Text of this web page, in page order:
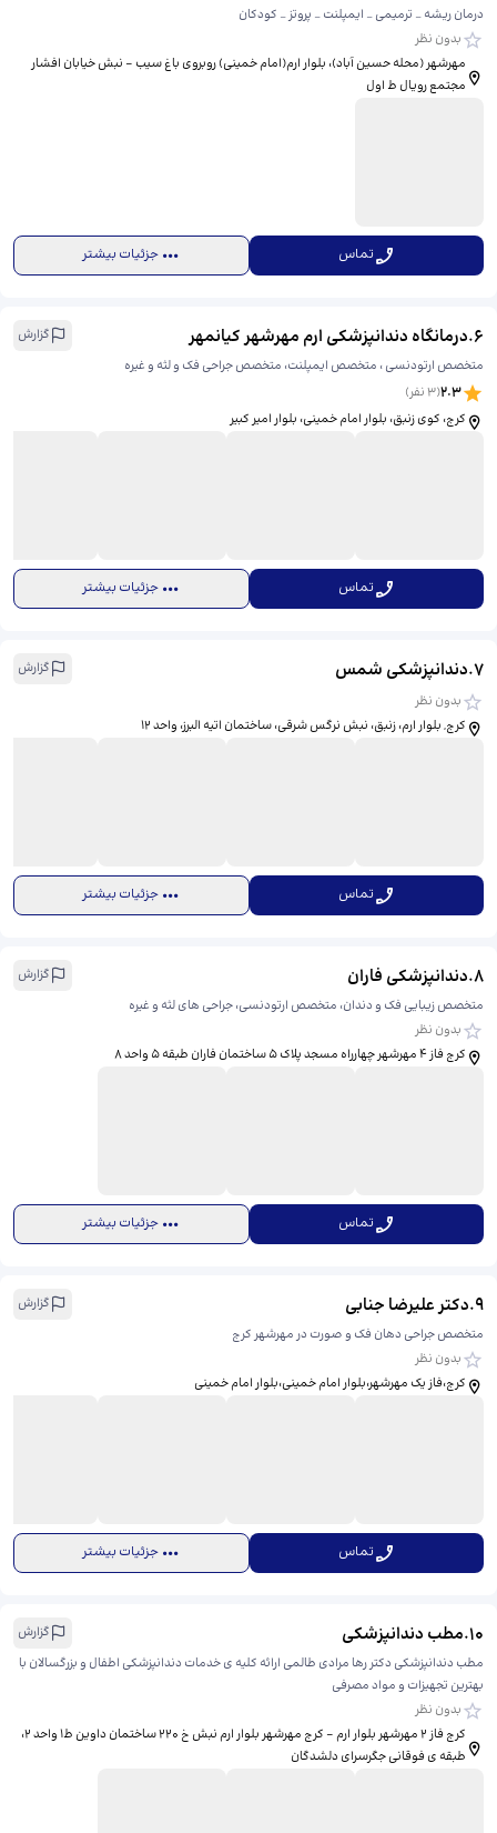
درمان ریشه _ ترمیمی _ ایمپلنت _ پروتز _ کودکان
بدون نظر
مهرشهر (محله حسین آباد)، بلوار ارم(امام خمینی) روبروی باغ سیب - نبش خیابان افشار
مجتمع رویال ط اول
تماس جزئیات بیشتر
6
.درمانگاه دندانپزشکی ارم مهرشهر کیانمهر
گزارش
متخصص ارتودنسی ، متخصص ایمپلنت، متخصص جراحی فک و لثه و غیره
2.3
(
3نفر)
کرج، کوی زنبق، بلوار امام خمینی، بلوار امیر کبیر
تماس جزئیات بیشتر
7
.دندانپزشکی شمس
گزارش
بدون نظر
کرج, بلوار ارم، زنبق، نبش نرگس شرقی، ساختمان اتیه البرز، واحد 12
تماس جزئیات بیشتر
8
.دندانپزشکی فاران
گزارش
متخصص زیبایی فک و دندان، متخصص ارتودنسی، جراحی های لثه و غیره
بدون نظر
کرج فاز ۴ مهرشهر چهارراه مسجد پلاک ۵ ساختمان فاران طبقه ۵ واحد ۸
تماس جزئیات بیشتر
9
.دکتر علیرضا جنابی
گزارش
متخصص جراحی دهان فک و صورت در مهرشهر کرج
بدون نظر
کرج،فاز یک مهرشهر،بلوار امام خمینی،بلوار امام خمینی
تماس جزئیات بیشتر
10
.مطب دندانپزشکی
گزارش
مطب دندانپزشکی دکتر رها مرادی طالمی ارائه کلیه ی خدمات دندانپزشکی اطفال و بزرگسالان با
بهترین تجهیزات و مواد مصرفی
بدون نظر
کرج فاز ۲ مهرشهر بلوار ارم - کرج مهرشهر بلوار ارم نبش خ ۲۲۰ ساختمان داوین ط۱ واحد ۲، ​
طبقه ی فوقانی جگرسرای دلشدگان